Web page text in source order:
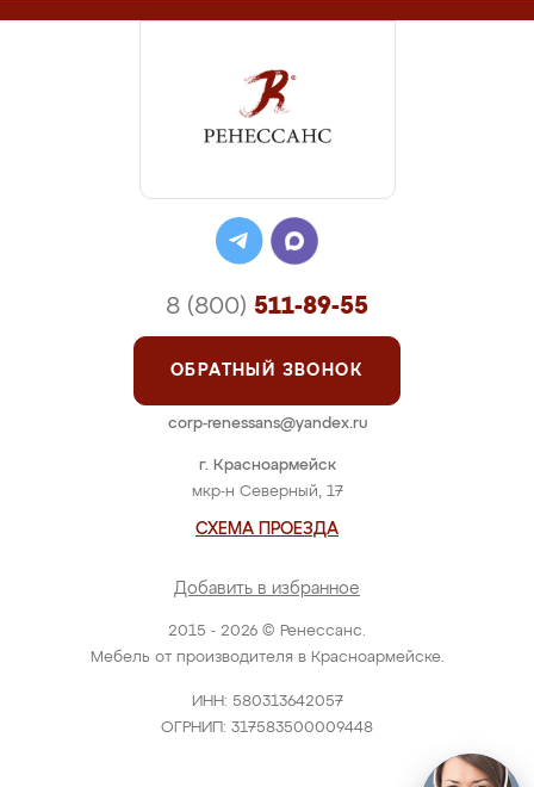
2015 - 2026 © Ренессанс.
Мебель от производителя в Красноармейске.
ИНН: 580313642057
ОГРНИП: 317583500009448
г. Красноармейск
мкр-н Северный, 17
СХЕМА ПРОЕЗДА
Добавить в избранное
8 (800) 511-89-55
ОБРАТНЫЙ ЗВОНОК
corp-renessans@yandex.ru